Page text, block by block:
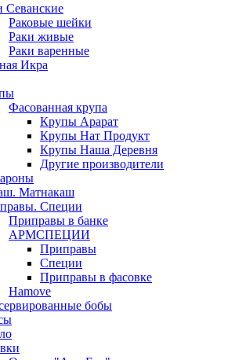
Севанские
Раковые шейки
Раки живые
Раки варенные
Икра
Фасованная крупа
Крупы Арарат
Крупы Нат Продукт
Крупы Наша Деревня
Другие производители
Матнакаш
Специи
Приправы в банке
АРМСПЕЦИИ
Приправы
Специи
Приправы в фасовке
Hamove
бобы